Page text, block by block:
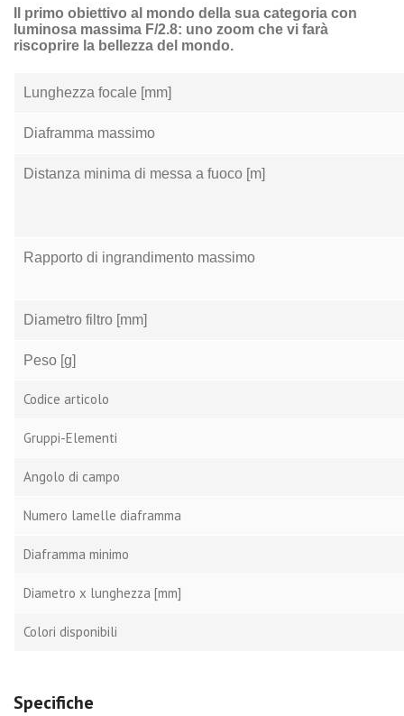
Il primo obiettivo al mondo della sua categoria con
luminosa massima F/2.8: uno zoom che vi farà
riscoprire la bellezza del mondo.
Lunghezza focale [mm]
Diaframma massimo
Distanza minima di messa a fuoco [m]
Rapporto di ingrandimento massimo
Diametro filtro [mm]
Peso [g]
Codice articolo
Gruppi-Elementi
Angolo di campo
Numero lamelle diaframma
Diaframma minimo
Diametro x lunghezza [mm]
Colori disponibili
Specifiche